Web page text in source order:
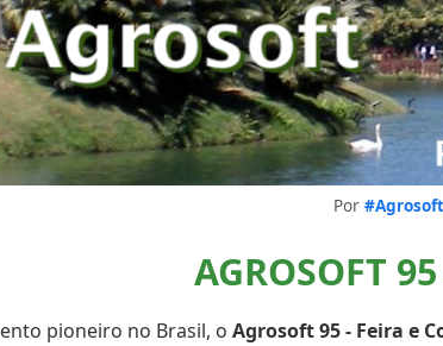
Por #Agrosoft
AGROSOFT
pioneiro no Brasil, o Agrosoft 95 - Feira e